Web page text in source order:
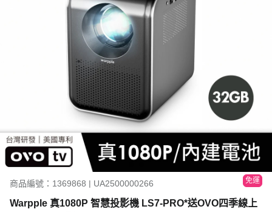
商品編號：1369868 | UA2500000266 免運
Warpple 真1080P 智慧投影機 LS7-PRO*送OVO四季線上